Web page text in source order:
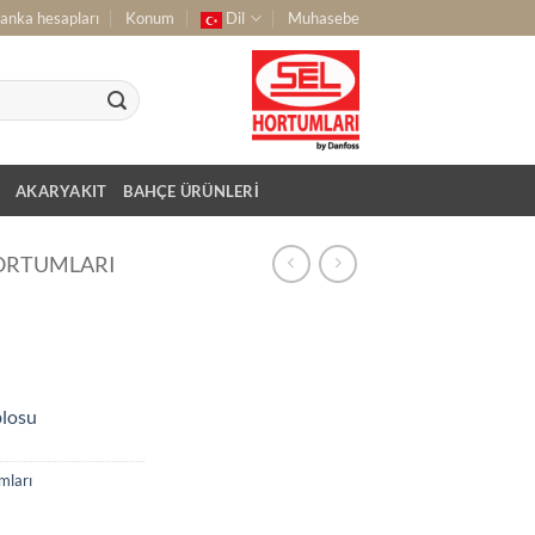
hesapları Konum Dil Muhasebe
AKARYAKIT BAHÇE ÜRÜNLERI